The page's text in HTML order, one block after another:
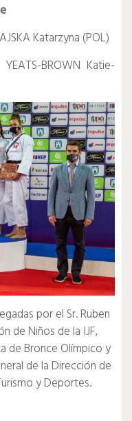
Katarzyna (POL)
BROWN Katie-
por el Sr. Ruben
de Niños de la IJF,
de Bronce Olímpico y
de la Dirección de
y Deportes.